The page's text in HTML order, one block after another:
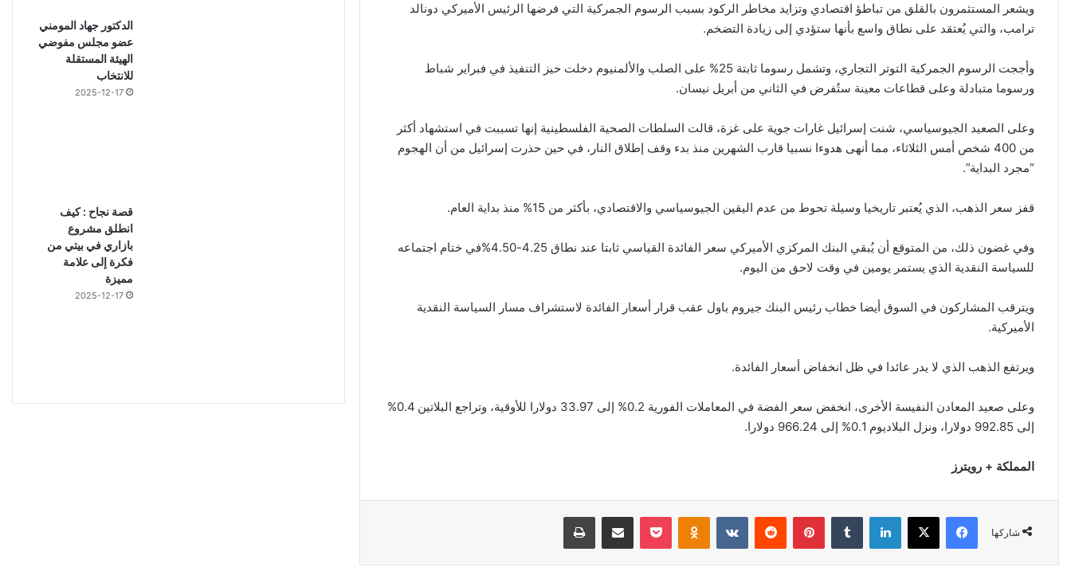
ويشعر المستثمرون بالقلق من تباطؤ اقتصادي وتزايد مخاطر الركود بسبب الرسوم الجمركية التي فرضها الرئيس الأميركي دونالد
ترامب، والتي يُعتقد على نطاق واسع بأنها ستؤدي إلى زيادة التضخم.
وأججت الرسوم الجمركية التوتر التجاري، وتشمل رسوما ثابتة 25% على الصلب والألمنيوم دخلت حيز التنفيذ في فبراير شباط
ورسوما متبادلة وعلى قطاعات معينة ستُفرض في الثاني من أبريل نيسان.
وعلى الصعيد الجيوسياسي، شنت إسرائيل غارات جوية على غزة، قالت السلطات الصحية الفلسطينية إنها تسببت في استشهاد أكثر
من 400 شخص أمس الثلاثاء، مما أنهى هدوءا نسبيا قارب الشهرين منذ بدء وقف إطلاق النار، في حين حذرت إسرائيل من أن الهجوم
“مجرد البداية”.
قفز سعر الذهب، الذي يُعتبر تاريخيا وسيلة تحوط من عدم اليقين الجيوسياسي والاقتصادي، بأكثر من 15% منذ بداية العام.
وفي غضون ذلك، من المتوقع أن يُبقي البنك المركزي الأميركي سعر الفائدة القياسي ثابتا عند نطاق 4.25-4.50%في ختام اجتماعه
للسياسة النقدية الذي يستمر يومين في وقت لاحق من اليوم.
ويترقب المشاركون في السوق أيضا خطاب رئيس البنك جيروم باول عقب قرار أسعار الفائدة لاستشراف مسار السياسة النقدية
الأميركية.
ويرتفع الذهب الذي لا يدر عائدا في ظل انخفاض أسعار الفائدة.
وعلى صعيد المعادن النفيسة الأخرى، انخفض سعر الفضة في المعاملات الفورية 0.2% إلى 33.97 دولارا للأوقية، وتراجع البلاتين 0.4%
إلى 992.85 دولارا، ونزل البلاديوم 0.1% إلى 966.24 دولارا.
المملكة + رويترز
شاركها
فيسبوك لينكدإن بينتيريست
الدكتور جهاد المومني
عضو مجلس مفوضي
الهيئة المستقلة
للانتخاب
2025-12-17
قصة نجاح : كيف
انطلق مشروع
بازاري في بيتي من
فكرة إلى علامة
مميزة
2025-12-17